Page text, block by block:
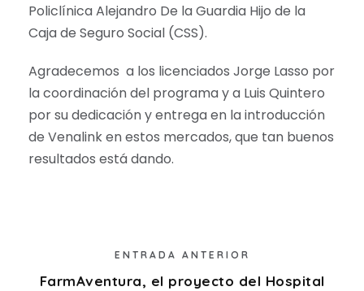
Policlínica Alejandro De la Guardia Hijo de la
Caja de Seguro Social (CSS).
Agradecemos a los licenciados Jorge Lasso por
la coordinación del programa y a Luis Quintero
por su dedicación y entrega en la introducción
de Venalink en estos mercados, que tan buenos
resultados está dando.
ENTRADA ANTERIOR
FarmAventura, el proyecto del Hospital